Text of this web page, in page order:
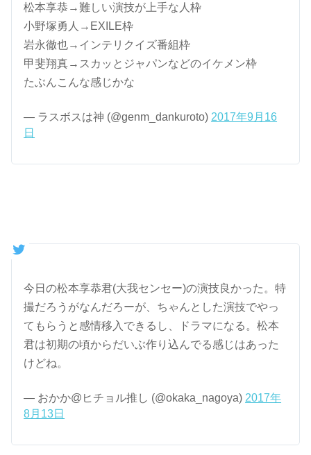
松本享恭→難しい演技が上手な人枠
小野塚勇人→EXILE枠
岩永徹也→インテリクイズ番組枠
甲斐翔真→スカッとジャパンなどのイケメン枠
たぶんこんな感じかな
— ラスボスは神 (@genm_dankuroto) 2017年9月16
日
今日の松本享恭君(大我センセー)の演技良かった。特
撮だろうがなんだろーが、ちゃんとした演技でやっ
てもらうと感情移入できるし、ドラマになる。松本
君は初期の頃からだいぶ作り込んでる感じはあった
けどね。
— おかか@ヒチョル推し (@okaka_nagoya) 2017年
8月13日